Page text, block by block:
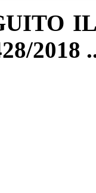
2018